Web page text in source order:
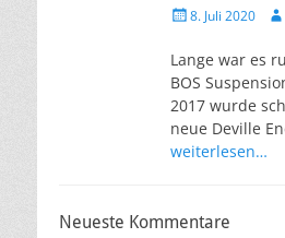
Veröffentlicht
8. Juli 2020
Lange war es
BOS
2017 wurde
neue Deville
weiterlesen…
Neueste Kommentare